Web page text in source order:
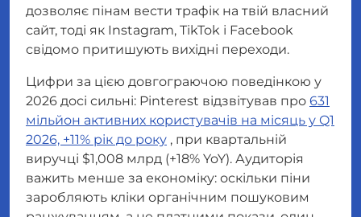
дозволяє пінам вести трафік на твій власний
сайт, тоді як Instagram, TikTok і Facebook
свідомо притишують вихідні переходи.
Цифри за цією довгограючою поведінкою у
2026 досі сильні: Pinterest відзвітував про 631
мільйон активних користувачів на місяць у Q1
2026, +11% рік до року , при квартальній
виручці $1,008 млрд (+18% YoY). Аудиторія
важить менше за економіку: оскільки піни
заробляють кліки органічним пошуковим